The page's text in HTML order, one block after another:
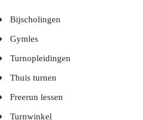
Bijscholingen
Gymles
Turnopleidingen
Thuis turnen
Freerun lessen
Turnwinkel